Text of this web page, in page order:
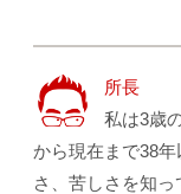
所長
私は3歳
から現在まで38
さ、苦しさを知